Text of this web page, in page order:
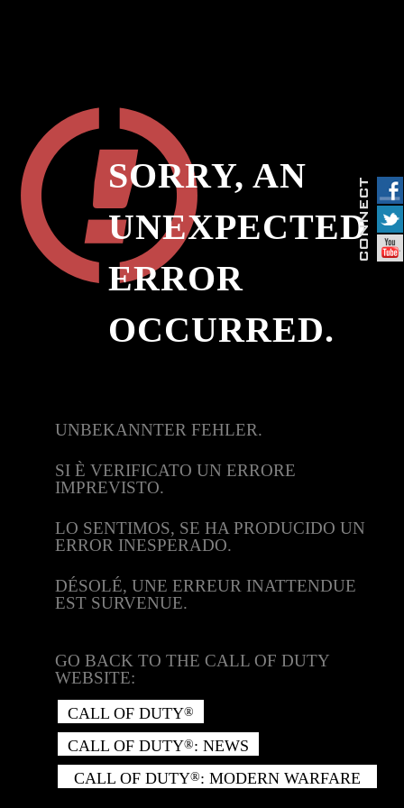
SORRY, AN
UNEXPECTED
ERROR
OCCURRED.
UNBEKANNTER FEHLER.
SI È VERIFICATO UN ERRORE
IMPREVISTO.
LO SENTIMOS, SE HA PRODUCIDO UN
ERROR INESPERADO.
DÉSOLÉ, UNE ERREUR INATTENDUE
EST SURVENUE.
GO BACK TO THE CALL OF DUTY
WEBSITE:
CALL OF DUTY®
CALL OF DUTY®: NEWS
CALL OF DUTY®: MODERN WARFARE